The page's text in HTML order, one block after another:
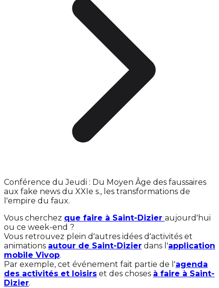
Conférence du Jeudi : Du Moyen Âge des faussaires
aux fake news du XXIe s., les transformations de
l'empire du faux.
Vous cherchez que faire à Saint-Dizier aujourd'hui
ou ce week-end ?
Vous retrouvez plein d'autres idées d'activités et
animations autour de Saint-Dizier dans l'application
mobile Vivop.
Par exemple, cet événement fait partie de l'agenda
des activités et loisirs et des choses à faire à Saint-
Dizier.